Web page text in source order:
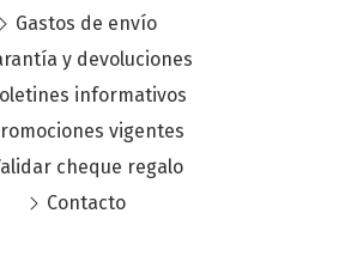
Gastos de envío
y devoluciones
informativos
vigentes
cheque regalo
Contacto